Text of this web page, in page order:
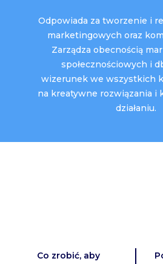
Odpowiada za tworzenie i
marketingowych oraz
Zarządza obecnością
społecznościowych i
wizerunek we wszystkich
na kreatywne rozwiązania i
działaniu.
Co zrobić, aby